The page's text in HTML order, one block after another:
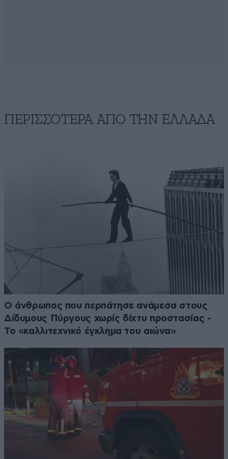
ΠΕΡΙΣΣΟΤΕΡΑ ΑΠΟ ΤΗΝ ΕΛΛΑΔΑ
Ο άνθρωπος που περπάτησε ανάμεσα στους
Δίδυμους Πύργους χωρίς δίχτυ προστασίας -
Το «καλλιτεχνικό έγκλημα του αιώνα»